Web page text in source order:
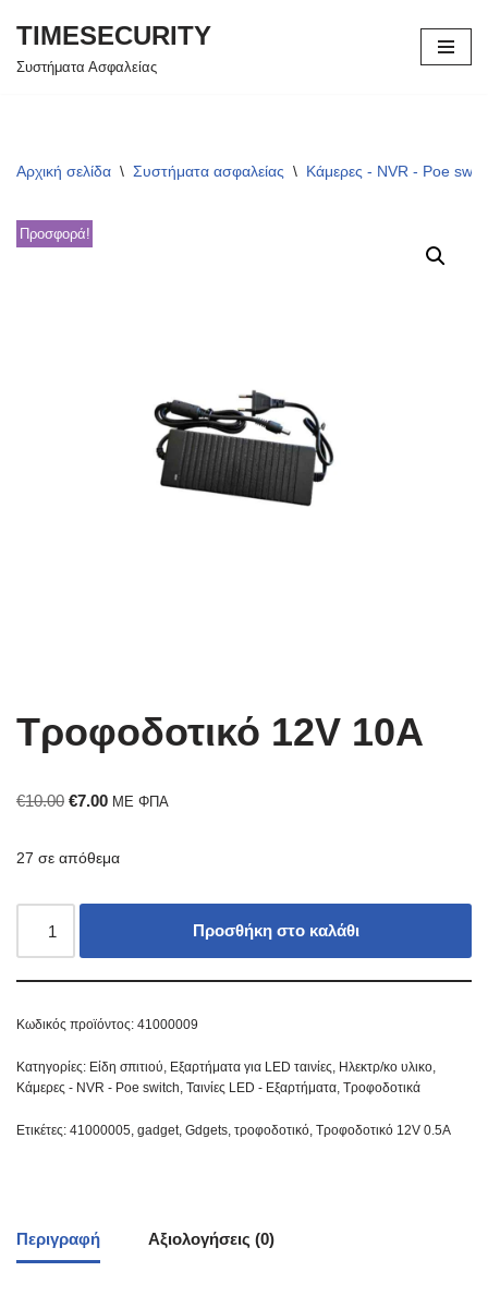
Μεταπηδήστε
TIMESECURITY
Συστήματα Ασφαλείας
Αρχική σελίδα \ Συστήματα ασφαλείας \ Κάμερες - NVR - Poe
Προσφορά!
Τροφοδοτικό 12V 10A
€10.00 €7.00 ΜΕ ΦΠΑ
27 σε απόθεμα
Προσθήκη στο καλάθι
Κωδικός προϊόντος: 41000009
Κατηγορίες: Είδη σπιτιού, Εξαρτήματα για LED ταινίες, Ηλεκτρ/κο υλικο,
Κάμερες - NVR - Poe switch, Ταινίες LED - Εξαρτήματα, Τροφοδοτικά
Ετικέτες: 41000005, gadget, Gdgets, τροφοδοτικό, Τροφοδοτικό 12V 0.5A
Περιγραφή Αξιολογήσεις (0)